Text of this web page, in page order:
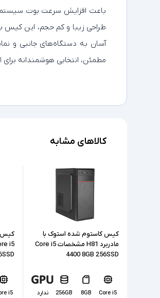
باعث افزایش سرعت بوت سیستم
طراحی زیبا و کم‌ حجم، این کیس
آسان به دستگاه‌های جانبی و
مطمئن، انتخابی هوشمندانه
کالاهای مشابه
کیس کاستوم شده استوک با
مادربرد H81 مشخصات Core i5
4400 8GB 256SSD
Core i5
8GB
256GB ندارد
i5
i5